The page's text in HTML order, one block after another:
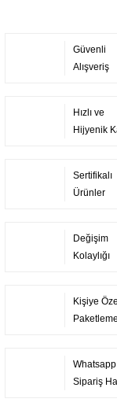
Güvenli
Alışveriş
Hızlı ve
Hijyenik
Sertifikalı
Ürünler
Değişim
Kolaylığı
Kişiye Özel
Paketleme
Whatsapp
Sipariş